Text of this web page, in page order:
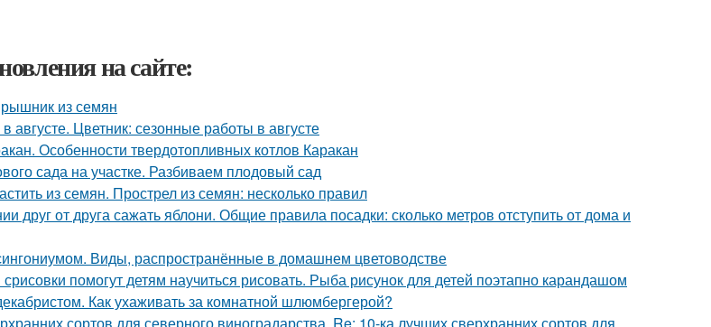
на сайте:
из семян
августе. Цветник: сезонные работы в августе
Особенности твердотопливных котлов Каракан
сада на участке. Разбиваем плодовый сад
из семян. Прострел из семян: несколько правил
друг от друга сажать яблони. Общие правила посадки: сколько метров отступить от дома и
Виды, распространённые в домашнем цветоводстве
помогут детям научиться рисовать. Рыба рисунок для детей поэтапно карандашом
Как ухаживать за комнатной шлюмбергерой?